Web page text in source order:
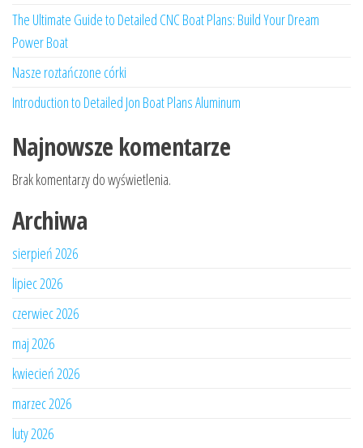
The Ultimate Guide to Detailed CNC Boat Plans: Build Your Dream
Power Boat
Nasze roztańczone córki
Introduction to Detailed Jon Boat Plans Aluminum
Najnowsze komentarze
Brak komentarzy do wyświetlenia.
Archiwa
sierpień 2026
lipiec 2026
czerwiec 2026
maj 2026
kwiecień 2026
marzec 2026
luty 2026